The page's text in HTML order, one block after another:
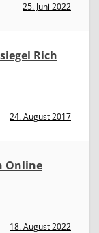
25. Juni 2022
Rich
24. August 2017
Online
18. August 2022